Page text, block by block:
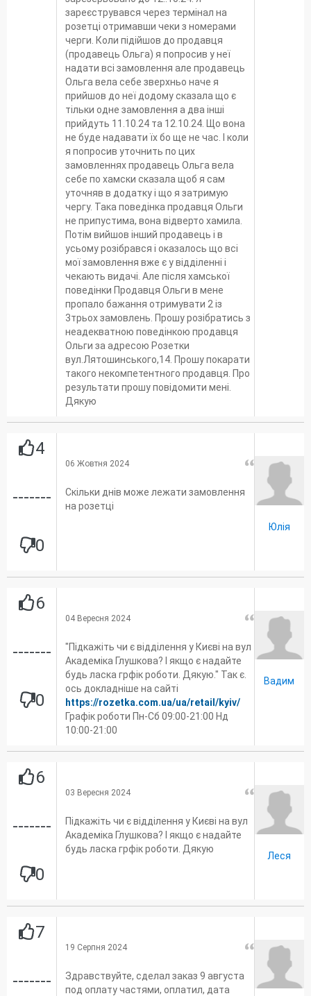
зареєструвався через термінал на
розетці отримавши чеки з номерами
черги. Коли підійшов до продавця
(продавець Ольга) я попросив у неї
надати всі замовлення але продавець
Ольга вела себе зверхньо наче я
прийшов до неї додому сказала що є
тільки одне замовлення а два інші
прийдуть 11.10.24 та 12.10.24. Що вона
не буде надавати їх бо ще не час. І коли
я попросив уточнить по цих
замовленнях продавець Ольга вела
себе по хамски сказала щоб я сам
уточняв в додатку і що я затримую
чергу. Така поведінка продавця Ольги
не припустима, вона відверто хамила.
Потім вийшов інший продавець і в
усьому розібрався і оказалось що всі
мої замовлення вже є у відділенні і
чекають видачі. Але після хамської
поведінки Продавця Ольги в мене
пропало бажання отримувати 2 із
3трьох замовлень. Прошу розібратись з
неадекватною поведінкою продавця
Ольги за адресою Розетки
вул.Лятошинського,14. Прошу покарати
такого некомпетентного продавця. Про
результати прошу повідомити мені.
Дякую
4
-------
0
06 Жовтня 2024
Скільки днів може лежати замовлення
на розетці
Юлія
6
-------
0
04 Вересня 2024
"Підкажіть чи є відділення у Києві на вул
Академіка Глушкова? І якщо є надайте
будь ласка грфік роботи. Дякую." Так є.
ось докладніше на сайті
https://rozetka.com.ua/ua/retail/kyiv/
Графік роботи Пн-Сб 09:00-21:00 Нд
10:00-21:00
Вадим
6
-------
0
03 Вересня 2024
Підкажіть чи є відділення у Києві на вул
Академіка Глушкова? І якщо є надайте
будь ласка грфік роботи. Дякую
Леся
7
-------
19 Серпня 2024
Здравствуйте, сделал заказ 9 августа
под оплату частями, оплатил, дата